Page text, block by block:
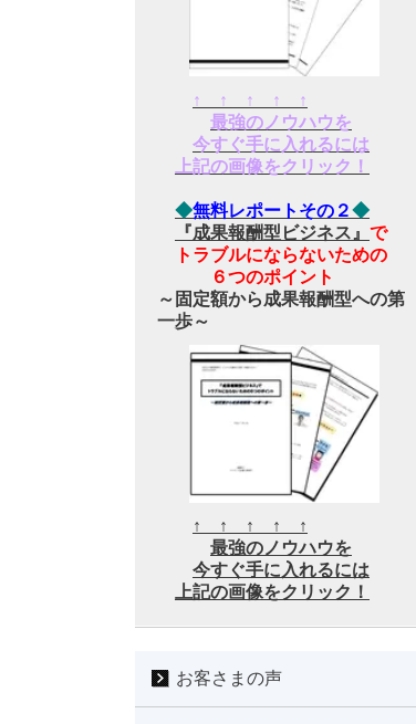
↑ ↑ ↑ ↑ ↑
最強のノウハウを
今すぐ手に入れるには
上記の画像をクリック！
◆無料レポートその２◆
『成果報酬型ビジネス』 で
トラブルにならないための
６つのポイント
～固定額から成果報酬型への第
一歩～
↑ ↑ ↑ ↑ ↑
最強のノウハウを
今すぐ手に入れるには
上記の画像をクリック！
お客さまの声